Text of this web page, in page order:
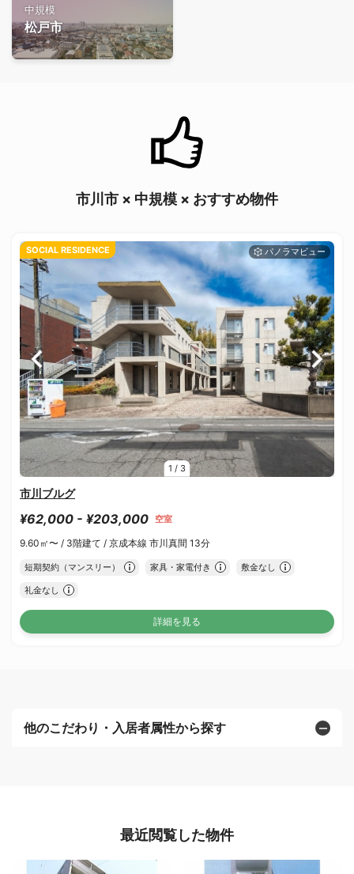
中規模
松戸市
市川市 × 中規模 × おすすめ物件
1 / 3
SOCIAL RESIDENCE
市川ブルグ
¥62,000 - ¥203,000 空室
9.60㎡〜 / 3階建て / 京成本線 市川真間 13分
短期契約（マンスリー） 家具・家電付き 敷金なし
礼金なし
詳細を見る
他のこだわり・入居者属性から探す
最近閲覧した物件